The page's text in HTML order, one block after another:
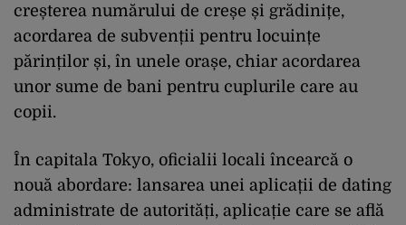
creșterea numărului de creșe și grădinițe,
acordarea de subvenții pentru locuințe
părinților și, în unele orașe, chiar acordarea
unor sume de bani pentru cuplurile care au
copii.
În capitala Tokyo, oficialii locali încearcă o
nouă abordare: lansarea unei aplicații de dating
administrate de autorități, aplicație care se află